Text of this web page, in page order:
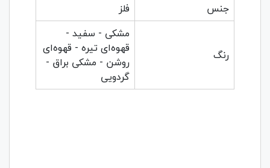
جنس
فلز
رنگ
مشکی - سفید -
قهوه‌ای تیره - قهوه‌ای
روشن - مشکی براق -
گردویی